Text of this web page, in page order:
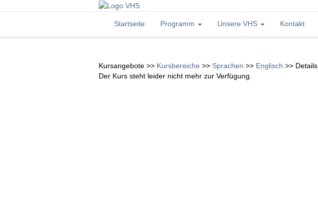
Startseite Programm Unsere VHS Kontakt
Kursangebote >> Kursbereiche >> Sprachen >> Englisch >> Details
Der Kurs steht leider nicht mehr zur Verfügung.